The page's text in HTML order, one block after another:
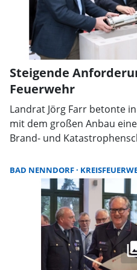
Steigende
Feuerwehr
Landrat Jörg Farr betonte
mit dem großen Anbau
Brand- und
Farr verwies darauf, dass
viele der heute nötigen
habe erfüllen können. Mit
mehr Abstellmöglichkeiten
geschaffen. Diese wachse
und sich ausweitendem
Feuerwehren im Kreis.
BAD NENNDORF